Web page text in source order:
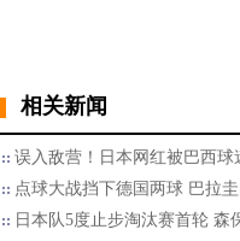
相关新闻
误入敌营！日本网红被巴西球
点球大战挡下德国两球 巴拉
日本队5度止步淘汰赛首轮 森